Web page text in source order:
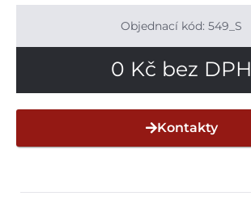
Objednací kód: 549_S
0 Kč bez DPH
Kontakty